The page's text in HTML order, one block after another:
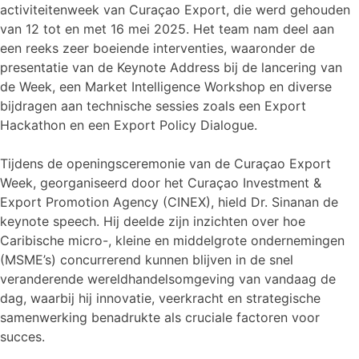
activiteitenweek van Curaçao Export, die werd gehouden
van 12 tot en met 16 mei 2025. Het team nam deel aan
een reeks zeer boeiende interventies, waaronder de
presentatie van de Keynote Address bij de lancering van
de Week, een Market Intelligence Workshop en diverse
bijdragen aan technische sessies zoals een Export
Hackathon en een Export Policy Dialogue.
Tijdens de openingsceremonie van de Curaçao Export
Week, georganiseerd door het Curaçao Investment &
Export Promotion Agency (CINEX), hield Dr. Sinanan de
keynote speech. Hij deelde zijn inzichten over hoe
Caribische micro-, kleine en middelgrote ondernemingen
(MSME’s) concurrerend kunnen blijven in de snel
veranderende wereldhandelsomgeving van vandaag de
dag, waarbij hij innovatie, veerkracht en strategische
samenwerking benadrukte als cruciale factoren voor
succes.